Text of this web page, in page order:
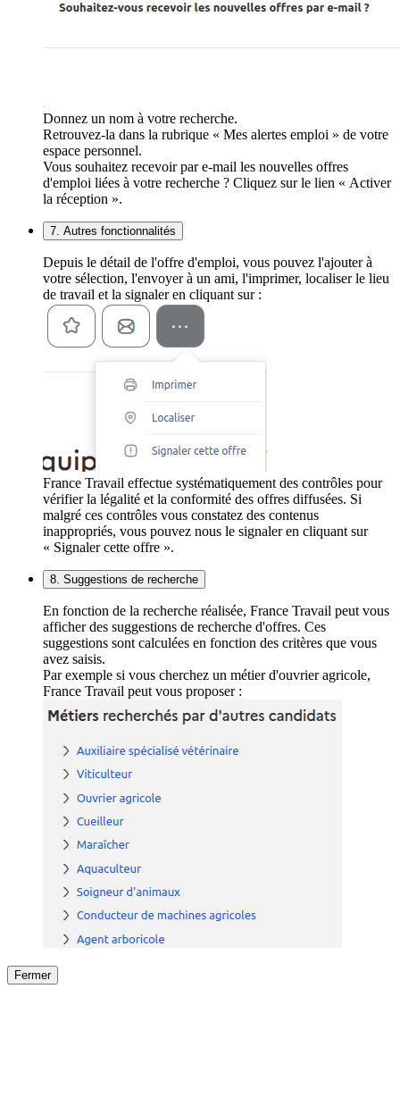
Donnez un nom à votre recherche.
Retrouvez-la dans la rubrique « Mes alertes emploi » de votre
espace personnel.
Vous souhaitez recevoir par e-mail les nouvelles offres
d'emploi liées à votre recherche ? Cliquez sur le lien « Activer
la réception ».
7. Autres fonctionnalités
Depuis le détail de l'offre d'emploi, vous pouvez l'ajouter à
votre sélection, l'envoyer à un ami, l'imprimer, localiser le lieu
de travail et la signaler en cliquant sur :
France Travail effectue systématiquement des contrôles pour
vérifier la légalité et la conformité des offres diffusées. Si
malgré ces contrôles vous constatez des contenus
inappropriés, vous pouvez nous le signaler en cliquant sur
« Signaler cette offre ».
8. Suggestions de recherche
En fonction de la recherche réalisée, France Travail peut vous
afficher des suggestions de recherche d'offres. Ces
suggestions sont calculées en fonction des critères que vous
avez saisis.
Par exemple si vous cherchez un métier d'ouvrier agricole,
France Travail peut vous proposer :
Fermer